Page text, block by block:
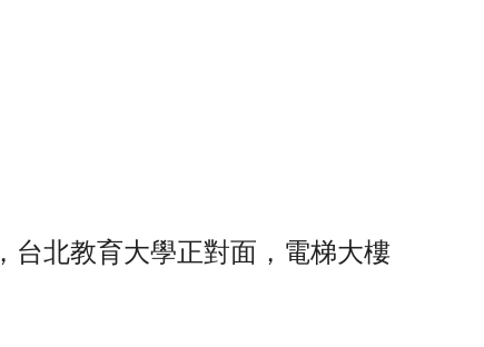
，台北教育大學正對面，電梯大樓